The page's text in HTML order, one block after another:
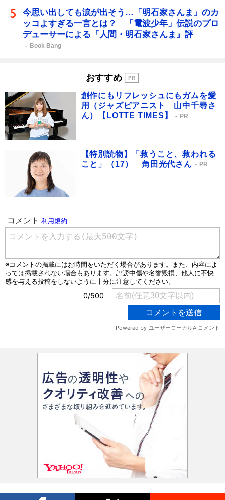
今思い出しても涙が出そう…「明石家さんま」のカ
ッコよすぎる一言とは？ 「電波少年」伝説のプロ
デューサーによる『人間・明石家さんま』評
Book Bang
おすすめ
創作にもリフレッシュにもガムを愛
用（ジャズピアニスト 山中千尋さ
ん）【LOTTE TIMES】
PR
【特別読物】「救うこと、救われる
こと」（17） 角田光代さん
PR